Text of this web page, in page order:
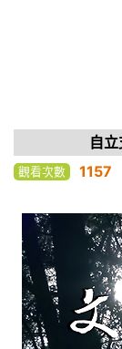
自
觀看次數 1157